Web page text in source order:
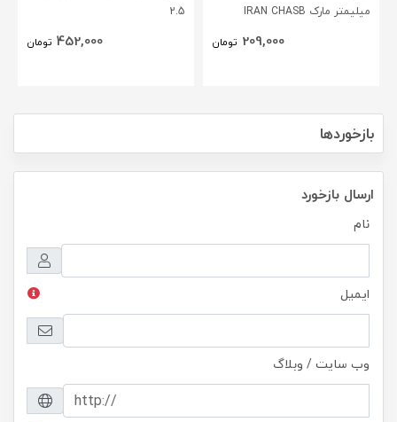
میلیمتر مارک IRAN CHASB
209,000 تومان
2.5
452,000 تومان
بازخوردها
ارسال بازخورد
نام
ایمیل
وب سایت / وبلاگ